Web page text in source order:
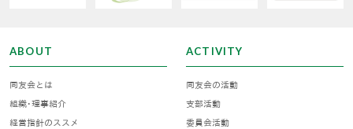
ABOUT ACTIVITY
同友会とは
同友会の活動
組織･理事紹介
支部活動
経営指針のススメ
委員会活動